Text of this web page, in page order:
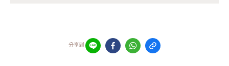
分享到